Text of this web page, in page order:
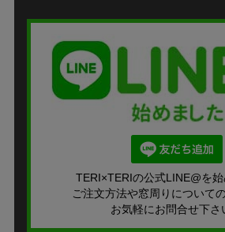
TERI×TERIの公式LINE@を始
ご注文方法や窓周りについて
お気軽にお問合せ下さ